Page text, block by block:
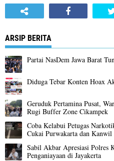
ARSIP BERITA
Partai NasDem Jawa Barat
Diduga Tebar Konten Hoax
Geruduk Pertamina Pusat,
Rugi Buffer Zone Cikampek
Coba Kelabui Petugas
Cukai Purwakarta dan Kanwil
Sabil Akbar Apresiasi Polres
Penganiayaan di Jayakerta